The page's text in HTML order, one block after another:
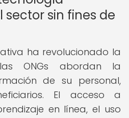
sin fines de
ha revolucionado la
ONGs abordan la
de su personal,
El acceso a
en línea, el uso